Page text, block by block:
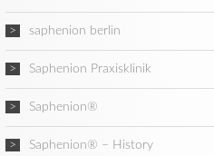
saphenion berlin
Saphenion Praxisklinik
Saphenion®
Saphenion® – History